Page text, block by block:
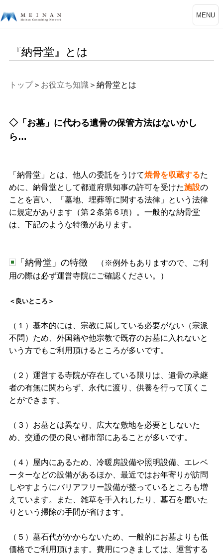
MENU
『納骨堂』とは
トップ＞ お役立ち知識 ＞納骨堂とは
◇「お墓」に代わる遺骨の保管方法はないかし
ら…
「納骨堂」とは、他人の委託をうけて焼骨を収蔵するた
めに、納骨堂として都道府県知事の許可を受けた施設の
ことを言い、「墓地、埋葬等に関する法律」という法律
に規定があります（第２条第６項）。一般的な納骨堂
は、下記のような特徴があります。
「納骨堂」の特徴
（※例外もありますので、ご利
用の際は必ず運営寺院にご確認ください。）
＜良いところ＞
（１）基本的には、宗教に属している必要がない（宗派
不問）ため、外国籍や他宗教で既存のお墓に入れないと
いう方でもご利用頂けるところが多いです。
（２）運営する寺院が存在している限りは、遺骨の承継
者の有無に関わらず、永代に渡り、供養を行って頂くこ
とができます。
（３）お墓とは異なり、広大な敷地を必要としないた
め、交通の便の良い都市部にあることが多いです。
（４）屋内にあるため、冷暖房設備や照明設備、エレベ
ーターなどの設備があるほか、最近ではお年寄りが訪問
しやすようにバリアフリー設備が整っているところも増
えています。また、雑草を手入れしたり、墓石を磨いた
りという掃除の手間が省けます。
（５）墓石代がかからないため、一般的にお墓よりも低
価格でご利用頂けます。費用につきましては、運営する